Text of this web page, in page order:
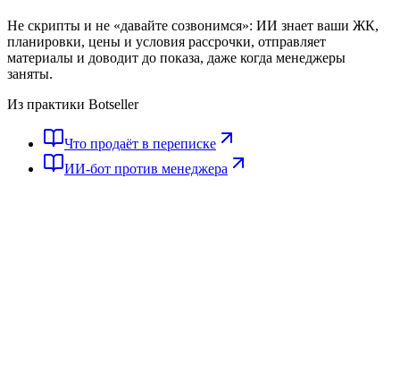
Не скрипты и не «давайте созвонимся»: ИИ знает ваши ЖК,
планировки, цены и условия рассрочки, отправляет
материалы и доводит до показа, даже когда менеджеры
заняты.
Из практики Botseller
Что продаёт в переписке
ИИ-бот против менеджера